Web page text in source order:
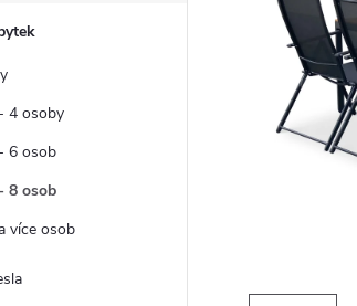
4 osoby
6 osob
8 osob
více osob